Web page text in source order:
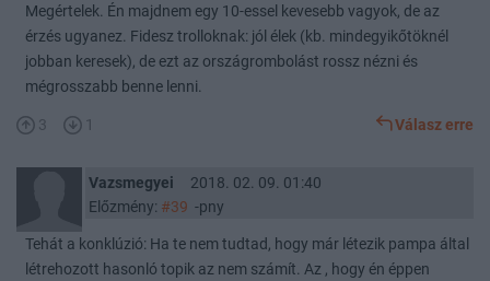
Megértelek. Én majdnem egy 10-essel kevesebb vagyok, de az
érzés ugyanez. Fidesz trolloknak: jól élek (kb. mindegyikőtöknél
jobban keresek), de ezt az országrombolást rossz nézni és
mégrosszabb benne lenni.
3 1 Válasz erre
Vazsmegyei
2018. 02. 09. 01:40
Előzmény: #39 -pny
Tehát a konklúzió: Ha te nem tudtad, hogy már létezik pampa által
létrehozott hasonló topik az nem számít. Az , hogy én éppen